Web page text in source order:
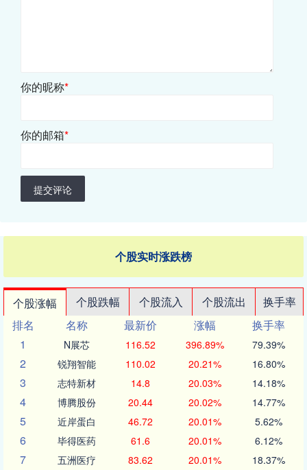
你的昵称*
你的邮箱*
提交评论
个股实时涨跌榜
个股涨幅 个股跌幅 个股流入 个股流出
换手率
排名
名称 最新价 涨幅
换手率
1
N展芯 116.52 396.89% 79.39%
2 锐翔智能 110.02 20.21% 16.80%
3 志特新材 14.8 20.03% 14.18%
4 博腾股份 20.44 20.02% 14.77%
5 近岸蛋白 46.72 20.01% 5.62%
6 毕得医药 61.6 20.01% 6.12%
7 五洲医疗 83.62 20.01% 18.37%